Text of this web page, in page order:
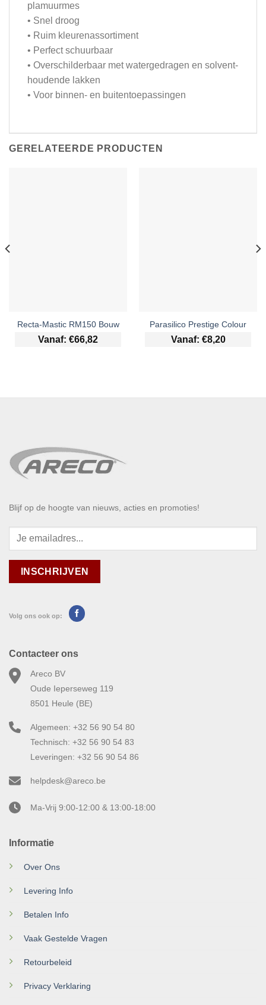
plamuurmes
• Snel droog
• Ruim kleurenassortiment
• Perfect schuurbaar
• Overschilderbaar met watergedragen en solvent-
houdende lakken
• Voor binnen- en buitentoepassingen
GERELATEERDE PRODUCTEN
Recta-Mastic RM150 Bouw
Vanaf: €66,82
Parasilico Prestige Colour
Vanaf: €8,20
Blijf op de hoogte van nieuws, acties en promoties!
Volg ons ook op:
Informatie
Over Ons
Levering Info
Betalen Info
Vaak Gestelde Vragen
Retourbeleid
Privacy Verklaring
Contacteer ons
Areco BV
Oude Ieperseweg 119
8501 Heule (BE)
Algemeen: +32 56 90 54 80
Technisch: +32 56 90 54 83
Leveringen: +32 56 90 54 86
helpdesk@areco.be
Ma-Vrij 9:00-12:00 & 13:00-18:00